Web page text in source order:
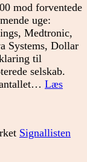
mod forventede
uge:
Medtronic,
Systems, Dollar
til
selskab.
Læs
Signallisten